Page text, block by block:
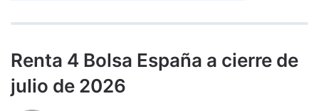
Renta 4 Bolsa España a cierre de
julio de 2026